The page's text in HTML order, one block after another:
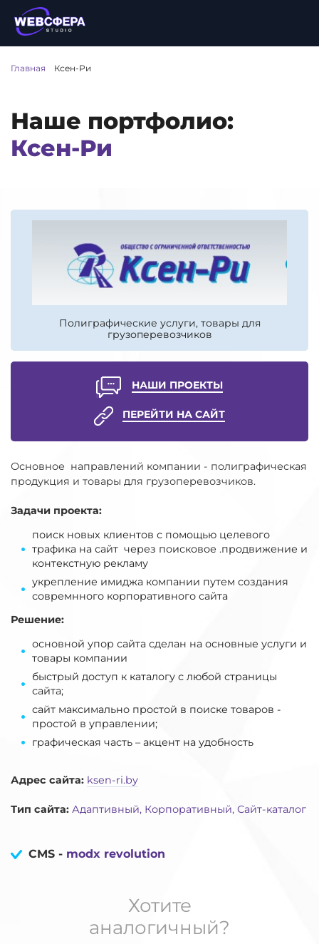
Главная Ксен-Ри
Наше портфолио:
Ксен-Ри
Полиграфические услуги, товары для
грузоперевозчиков
НАШИ ПРОЕКТЫ
ПЕРЕЙТИ НА САЙТ
Основное направлений компании - полиграфическая
продукция и товары для грузоперевозчиков.
Задачи проекта:
поиск новых клиентов с помощью целевого
трафика на сайт через поисковое .продвижение и
контекстную рекламу
укрепление имиджа компании путем создания
совремнного корпоративного сайта
Решение:
основной упор сайта сделан на основные услуги и
товары компании
быстрый доступ к каталогу с любой страницы
сайта;
сайт максимально простой в поиске товаров -
простой в управлении;
графическая часть – акцент на удобность
Адрес сайта: ksen-ri.by
Тип сайта: Адаптивный, Корпоративный, Сайт-каталог
CMS - modx revolution
Хотите
аналогичный?